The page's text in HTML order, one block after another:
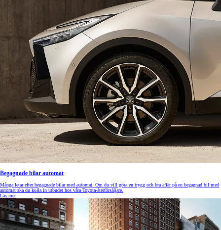
Begagnade bilar automat
Många letar efter begagnade bilar med automat. Om du vill göra en trygg och bra affär på en begagnad bil med
automat ska du kolla in utbudet hos våra Toyota-återförsäljare.
Läs mer